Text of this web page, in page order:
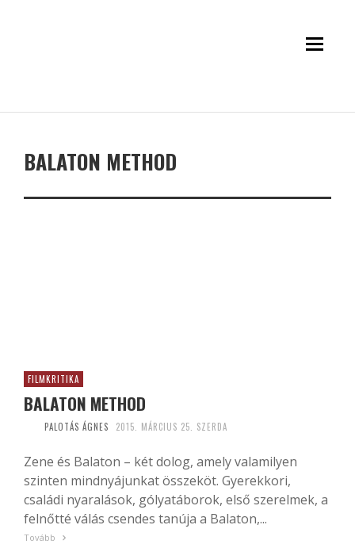
BALATON METHOD
FILMKRITIKA
BALATON METHOD
PALOTÁS ÁGNES 2015. MÁRCIUS 25. SZERDA
Zene és Balaton – két dolog, amely valamilyen
szinten mindnyájunkat összeköt. Gyerekkori,
családi nyaralások, gólyatáborok, első szerelmek, a
felnőtté válás csendes tanúja a Balaton,...
Tovább